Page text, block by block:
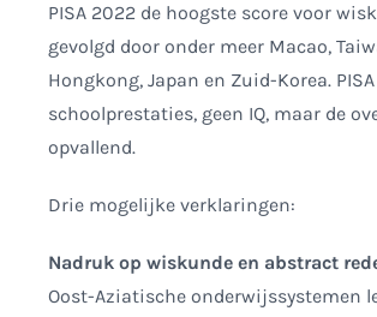
PISA 2022 de hoogste score voor
gevolgd door onder meer Macao,
Hongkong, Japan en Zuid-Korea.
schoolprestaties, geen IQ, maar de
opvallend.
Drie mogelijke verklaringen:
Nadruk op wiskunde en abstract
Oost-Aziatische onderwijssystemen